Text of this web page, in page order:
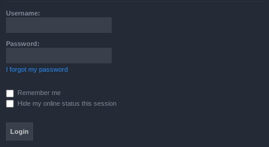
Username:
Password:
I forgot my password
Remember me
Hide my online status this session